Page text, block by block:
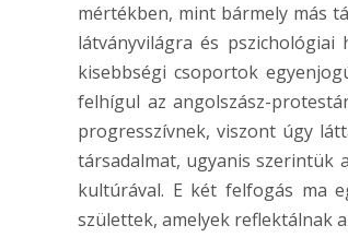
mértékben, mint bármely más
látványvilágra és
kisebbségi csoportok
felhígul az angolszász-
progresszívnek, viszont úgy
társadalmat, ugyanis szerintük
kultúrával. E két felfogás ma
születtek, amelyek reflektálnak